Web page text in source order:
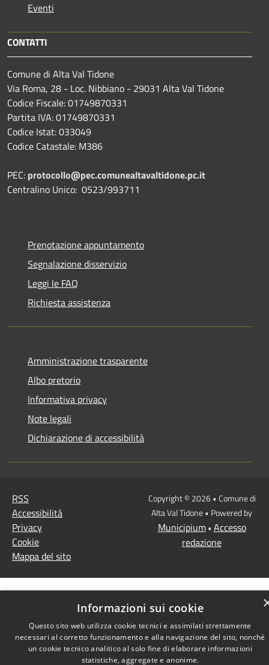
Eventi
CONTATTI
Comune di Alta Val Tidone
Via Roma, 28 - Loc. Nibbiano - 29031 Alta Val Tidone
Codice Fiscale: 01749870331
Partita IVA: 01749870331
Codice Istat: 033049
Codice Catastale: M386
PEC: protocollo@pec.comunealtavaltidone.pc.it
Centralino Unico: 0523/993711
Prenotazione appuntamento
Segnalazione disservizio
Leggi le FAQ
Richiesta assistenza
Amministrazione trasparente
Albo pretorio
Informativa privacy
Note legali
Dichiarazione di accessibilità
RSS
Accessibilità
Privacy
Cookie
Mappa del sito
Copyright © 2026 • Comune di
Alta Val Tidone • Powered by
Municipium• Accesso
redazione
Informazioni sui cookie
Questo sito web utilizza cookie tecnici e assimilati strettamente
necessari al corretto funzionamento e alla navigazione del sito, nonché
un cookie tecnico analitico al solo fine di elaborare informazioni
statistiche, aggregate e anonime.